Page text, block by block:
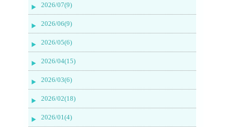
2026/07(9)
2026/06(9)
2026/05(6)
2026/04(15)
2026/03(6)
2026/02(18)
2026/01(4)